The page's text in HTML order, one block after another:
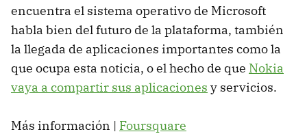
encuentra el sistema operativo de Microsoft
habla bien del futuro de la plataforma, también
la llegada de aplicaciones importantes como la
que ocupa esta noticia, o el hecho de que Nokia
vaya a compartir sus aplicaciones y servicios.
Más información | Foursquare